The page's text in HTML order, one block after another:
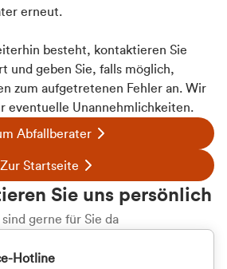
erneut.
besteht, kontaktieren Sie
und geben Sie, falls möglich,
zum aufgetretenen Fehler an. Wir
eventuelle Unannehmlichkeiten.
Abfallberater
Zur Startseite
Sie uns persönlich
gerne für Sie da
Hotline